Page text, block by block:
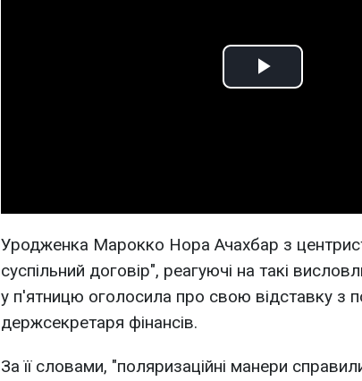
Play
Уродженка Марокко Нора Ачахбар з
суспільний договір", реагуючі на такі
у п'ятницю оголосила про свою відставку з
держсекретаря фінансів.
За її словами, "поляризаційні манери